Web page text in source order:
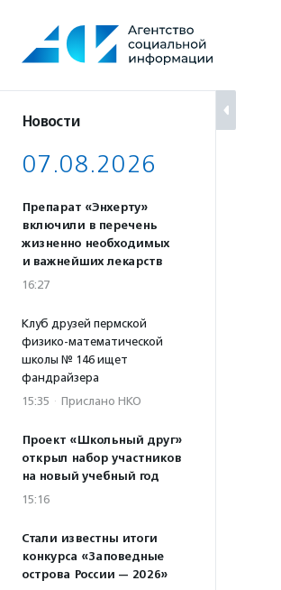
содержанию
Новости
07.08.2026
Препарат «Энхерту»
включили в перечень
жизненно необходимых
и важнейших лекарств
16:27
Клуб друзей пермской
физико-математической
школы № 146 ищет
фандрайзера
15:35 · Прислано НКО
Проект «Школьный друг»
открыл набор участников
на новый учебный год
15:16
Стали известны итоги
конкурса «Заповедные
острова России — 2026»